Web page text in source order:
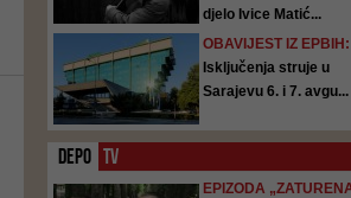
djelo Ivice Matić...
OBAVIJEST IZ EPBIH:
Isključenja struje u
Sarajevu 6. i 7. avgu...
DEPO TV
EPIZODA